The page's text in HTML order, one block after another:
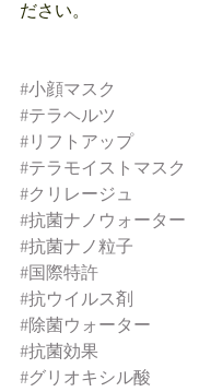
ださい。
#小顔マスク
#テラヘルツ
#リフトアップ
#テラモイストマスク
#クリレージュ
#抗菌ナノウォーター
#抗菌ナノ粒子
#国際特許
#抗ウイルス剤
#除菌ウォーター
#抗菌効果
#グリオキシル酸